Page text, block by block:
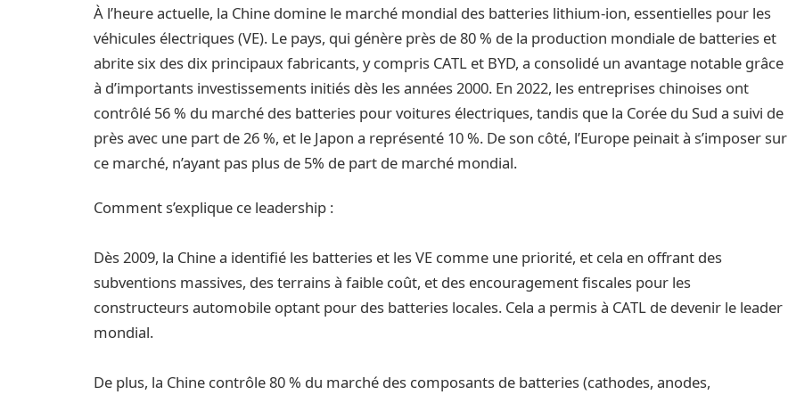
À l’heure actuelle, la Chine domine le marché mondial des batteries lithium-ion, essentielles pour les
véhicules électriques (VE). Le pays, qui génère près de 80 % de la production mondiale de batteries et
abrite six des dix principaux fabricants, y compris CATL et BYD, a consolidé un avantage notable grâce
à d’importants investissements initiés dès les années 2000. En 2022, les entreprises chinoises ont
contrôlé 56 % du marché des batteries pour voitures électriques, tandis que la Corée du Sud a suivi de
près avec une part de 26 %, et le Japon a représenté 10 %. De son côté, l’Europe peinait à s’imposer sur
ce marché, n’ayant pas plus de 5% de part de marché mondial.
Comment s’explique ce leadership :
Dès 2009, la Chine a identifié les batteries et les VE comme une priorité, et cela en offrant des
subventions massives, des terrains à faible coût, et des encouragement fiscales pour les
constructeurs automobile optant pour des batteries locales. Cela a permis à CATL de devenir le leader
mondial.
De plus, la Chine contrôle 80 % du marché des composants de batteries (cathodes, anodes,